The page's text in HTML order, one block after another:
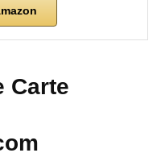
Carte